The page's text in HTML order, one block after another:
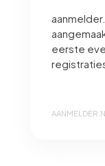
eerste